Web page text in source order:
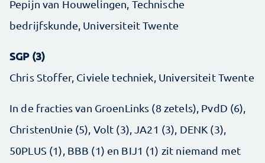
Pepijn van Houwelingen, Technische
bedrijfskunde, Universiteit Twente
SGP (3)
Chris Stoffer, Civiele techniek, Universiteit Twente
In de fracties van GroenLinks (8 zetels), PvdD (6),
ChristenUnie (5), Volt (3), JA21 (3), DENK (3),
50PLUS (1), BBB (1) en BIJ1 (1) zit niemand met